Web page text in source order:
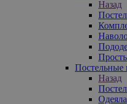
Назад
Постельные
Назад
Одеяла